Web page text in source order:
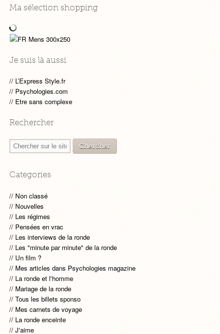
Ma sélection shopping
Je suis là aussi
L’Express Style.fr
Psychologies.com
Etre sans complexe
Rechercher
Categories
Non classé
Nouvelles
Les régimes
Pensées en vrac
Les interviews de la ronde
Les "minute par minute" de la ronde
Un film ?
Mes articles dans Psychologies magazine
La ronde et l'homme
Mariage de la ronde
Tous les billets sponso
Mes carnets de voyage
La ronde enceinte
J'aime